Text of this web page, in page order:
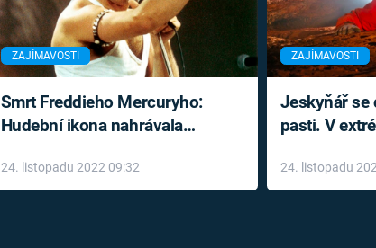
ZAJÍMAVOSTI
Smrt Freddieho Mercuryho:
Hudební ikona nahrávala
léky
24. listopadu 2022 09:32
ZAJÍMAVOSTI
Jeskyňář se
pasti. V
24. listopadu